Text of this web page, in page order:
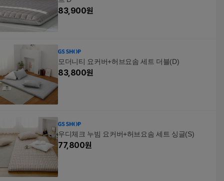
83,900원
모더니티 요커버+허브요솜 세트 더블(D)
83,800원
우디체크 누빔 요커버+허브요솜 세트 싱글(S)
77,800원